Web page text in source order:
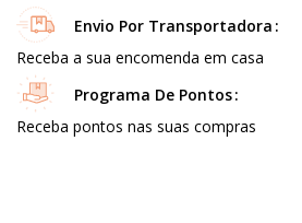
Envio Por Transportadora
Receba a sua encomenda em casa
Programa De Pontos
Receba pontos nas suas compras